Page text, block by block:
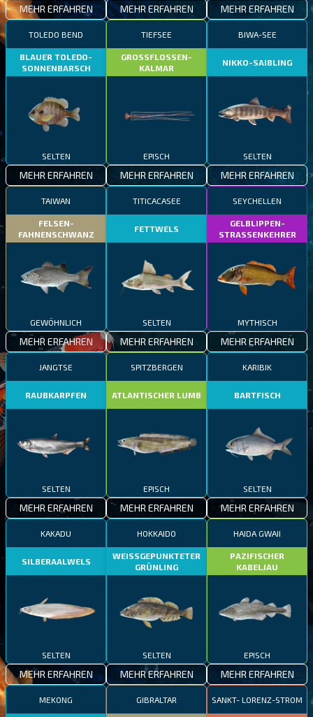
MEHR ERFAHREN MEHR ERFAHREN MEHR ERFAHREN
TOLEDO BEND
BLAUER TOLEDO-
SONNENBARSCH
SELTEN
MEHR ERFAHREN
TIEFSEE
GROSSFLOSSEN-
KALMAR
EPISCH
MEHR ERFAHREN
BIWA-SEE
NIKKO-SAIBLING
SELTEN
MEHR ERFAHREN
TAIWAN
FELSEN-
FAHNENSCHWANZ
GEWÖHNLICH
MEHR ERFAHREN
TITICACASEE
FETTWELS
SELTEN
MEHR ERFAHREN
SEYCHELLEN
GELBLIPPEN-
STRASSENKEHRER
MYTHISCH
MEHR ERFAHREN
JANGTSE
RAUBKARPFEN
SELTEN
MEHR ERFAHREN
SPITZBERGEN
ATLANTISCHER LUMB
EPISCH
MEHR ERFAHREN
KARIBIK
BARTFISCH
SELTEN
MEHR ERFAHREN
KAKADU
SILBERAALWELS
SELTEN
MEHR ERFAHREN
HOKKAIDO
WEISSGEPUNKTETER
GRÜNLING
SELTEN
MEHR ERFAHREN
HAIDA GWAII
PAZIFISCHER
KABELJAU
EPISCH
MEHR ERFAHREN
MEKONG GIBRALTAR SANKT- LORENZ-STROM